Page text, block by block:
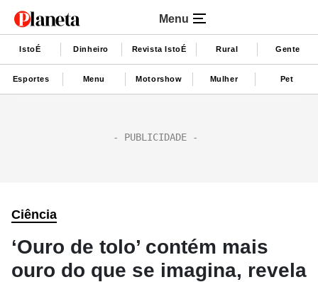
Menu
IstoÉ Dinheiro Revista IstoÉ Rural Gente
Esportes Menu Motorshow Mulher Pet
Ciência
‘Ouro de tolo’ contém mais
ouro do que se imagina, revela